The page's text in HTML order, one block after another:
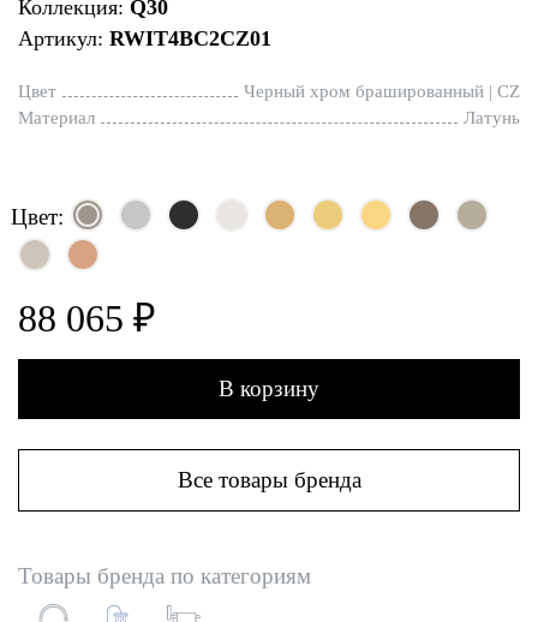
Коллекция: Q30
Артикул: RWIT4BC2CZ01
Цвет
Черный хром брашированный | CZ
Материал
Латунь
Цвет:
88 065 ₽
В корзину
Все товары бренда
Товары бренда по категориям